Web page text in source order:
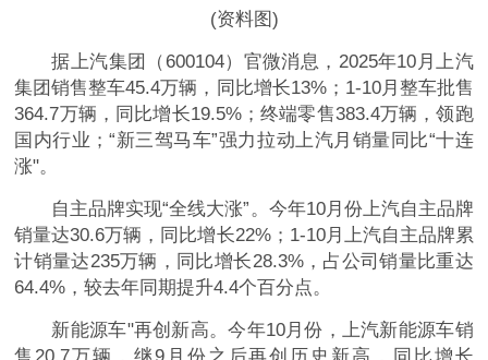
(资料图)
据上汽集团（600104）官微消息，2025年10月上汽
集团销售整车45.4万辆，同比增长13%；1-10月整车批售
364.7万辆，同比增长19.5%；终端零售383.4万辆，领跑
国内行业；“新三驾马车”强力拉动上汽月销量同比“十连
涨"。
自主品牌实现“全线大涨”。今年10月份上汽自主品牌
销量达30.6万辆，同比增长22%；1-10月上汽自主品牌累
计销量达235万辆，同比增长28.3%，占公司销量比重达
64.4%，较去年同期提升4.4个百分点。
新能源车"再创新高。今年10月份，上汽新能源车销